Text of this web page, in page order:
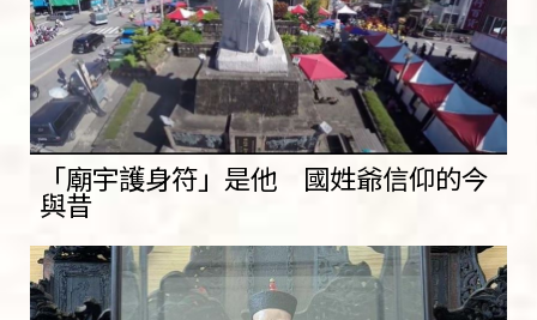
「廟宇護身符」是他 國姓爺信仰的今
與昔